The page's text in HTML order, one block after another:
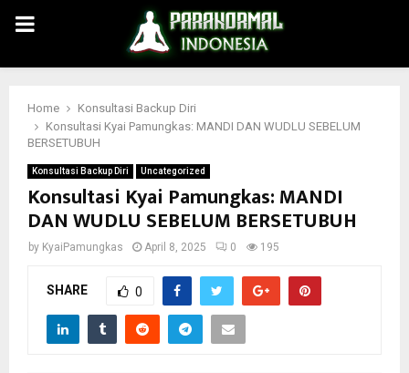
PRIMARY
MENU
Home
Konsultasi Backup Diri
Konsultasi Kyai Pamungkas: MANDI DAN WUDLU SEBELUM
BERSETUBUH
Konsultasi Backup Diri Uncategorized
Konsultasi Kyai Pamungkas: MANDI
DAN WUDLU SEBELUM BERSETUBUH
by KyaiPamungkas April 8, 2025 0 195
SHARE 0